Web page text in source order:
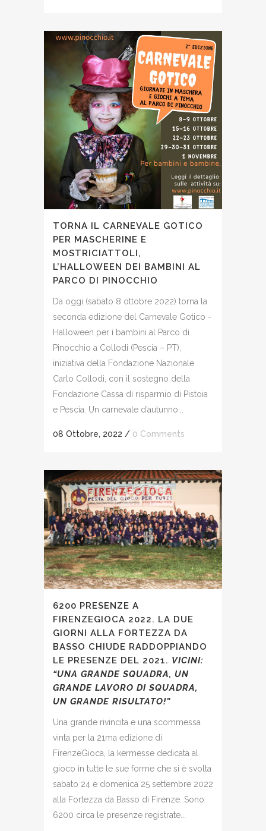
TORNA IL CARNEVALE GOTICO
PER MASCHERINE E
MOSTRICIATTOLI,
L’HALLOWEEN DEI BAMBINI AL
PARCO DI PINOCCHIO
Da oggi (sabato 8 ottobre 2022) torna la
seconda edizione del Carnevale Gotico -
Halloween per i bambini al Parco di
Pinocchio a Collodi (Pescia – PT),
iniziativa della Fondazione Nazionale
Carlo Collodi, con il sostegno della
Fondazione Cassa di risparmio di Pistoia
e Pescia. Un carnevale d’autunno...
08 Ottobre, 2022 / 0 Comments
6200 PRESENZE A
FIRENZEGIOCA 2022. LA DUE
GIORNI ALLA FORTEZZA DA
BASSO CHIUDE RADDOPPIANDO
LE PRESENZE DEL 2021. VICINI:
“UNA GRANDE SQUADRA, UN
GRANDE LAVORO DI SQUADRA,
UN GRANDE RISULTATO!”
Una grande rivincita e una scommessa
vinta per la 21ma edizione di
FirenzeGioca, la kermesse dedicata al
gioco in tutte le sue forme che si è svolta
sabato 24 e domenica 25 settembre 2022
alla Fortezza da Basso di Firenze. Sono
6200 circa le presenze registrate...